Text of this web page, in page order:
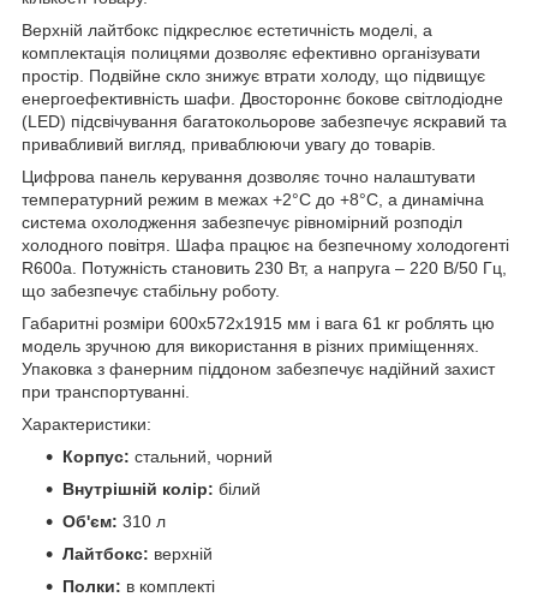
Верхній лайтбокс підкреслює естетичність моделі, а
комплектація полицями дозволяє ефективно організувати
простір. Подвійне скло знижує втрати холоду, що підвищує
енергоефективність шафи. Двостороннє бокове світлодіодне
(LED) підсвічування багатокольорове забезпечує яскравий та
привабливий вигляд, приваблюючи увагу до товарів.
Цифрова панель керування дозволяє точно налаштувати
температурний режим в межах +2°C до +8°C, а динамічна
система охолодження забезпечує рівномірний розподіл
холодного повітря. Шафа працює на безпечному холодогенті
R600a. Потужність становить 230 Вт, а напруга – 220 В/50 Гц,
що забезпечує стабільну роботу.
Габаритні розміри 600x572x1915 мм і вага 61 кг роблять цю
модель зручною для використання в різних приміщеннях.
Упаковка з фанерним піддоном забезпечує надійний захист
при транспортуванні.
Характеристики:
Корпус: стальний, чорний
Внутрішній колір: білий
Об'єм: 310 л
Лайтбокс: верхній
Полки: в комплекті